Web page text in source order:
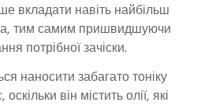
вкладати навіть найбільш
тим самим пришвидшуючи
потрібної зачіски.
наносити забагато тоніку
він містить олії, які